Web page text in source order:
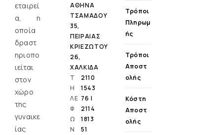
εταιρεί
α, η
οποία
δραστ
ηριοπο
ιείται
στον
χώρο
της
γυναικε
ίας
ΑΘΗΝΑ
ΤΣΑΜΑΔΟΥ
35,
ΠΕΙΡΑΙΑΣ
ΚΡΙΕΖΩΤΟΥ
26,
ΧΑΛΚΙΔΑ
Τ
Η
ΛΕ
Φ
Ω
Ν
2110
1543
76 |
2114
1813
51
Τρόποι
Πληρωμ
Ής
Τρόποι
Αποστ
Ολής
Κόστη
Αποστ
Ολής